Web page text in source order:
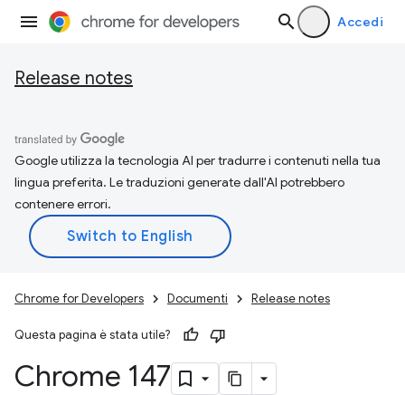
Accedi
Release notes
Google utilizza la tecnologia AI per tradurre i contenuti nella tua
lingua preferita. Le traduzioni generate dall'AI potrebbero
contenere errori.
Chrome for Developers Documenti Release notes
Questa pagina è stata utile?
Chrome 147